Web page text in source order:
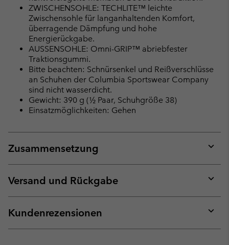
ZWISCHENSOHLE: TECHLITE™ leichte
Zwischensohle für langanhaltenden Komfort,
überragende Dämpfung und hohe
Energierückgabe.
AUSSENSOHLE: Omni-GRIP™ abriebfester
Traktionsgummi.
Bitte beachten: Schnürsenkel und Reißverschlüsse
an Schuhen der Columbia Sportswear Company
sind nicht wasserdicht.
Gewicht: 390 g (½ Paar, Schuhgröße 38)
Einsatzmöglichkeiten: Gehen
Zusammensetzung
or
Versand und Rückgabe
or
Kundenrezensionen
or